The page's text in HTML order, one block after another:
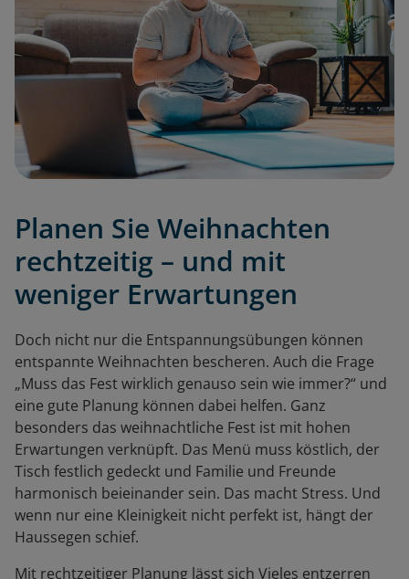
Planen Sie Weihnachten
rechtzeitig – und mit
weniger Erwartungen
Doch nicht nur die Entspannungsübungen können
entspannte Weihnachten bescheren. Auch die Frage
„Muss das Fest wirklich genauso sein wie immer?“ und
eine gute Planung können dabei helfen. Ganz
besonders das weihnachtliche Fest ist mit hohen
Erwartungen verknüpft. Das Menü muss köstlich, der
Tisch festlich gedeckt und Familie und Freunde
harmonisch beieinander sein. Das macht Stress. Und
wenn nur eine Kleinigkeit nicht perfekt ist, hängt der
Haussegen schief.
Mit rechtzeitiger Planung lässt sich Vieles entzerren